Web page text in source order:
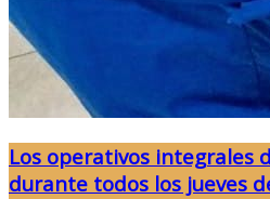
Los operativos integrales
durante todos los jueves